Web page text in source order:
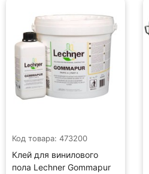
Код товара: 473200
Клей для винилового
пола Lechner Gommapur